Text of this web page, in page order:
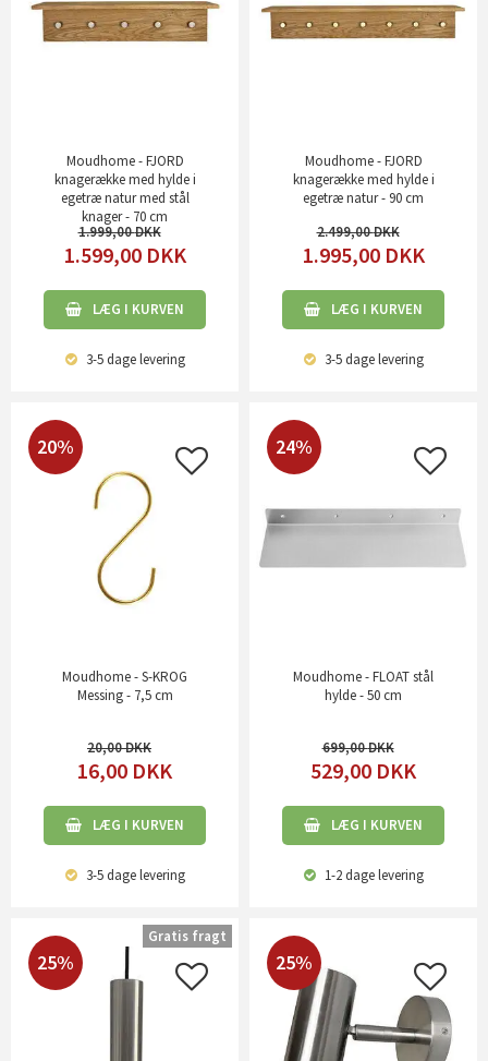
Moudhome - FJORD
knagerække med hylde i
egetræ natur med stål
knager - 70 cm
1.999,00
1.599,00 DKK
LÆG I KURVEN
3-5 dagelevering
Moudhome - FJORD
knagerække med hylde i
egetræ natur - 90 cm
2.499,00
1.995,00 DKK
LÆG I KURVEN
3-5 dagelevering
20%
Moudhome - S-KROG
Messing - 7,5 cm
20,00
16,00 DKK
LÆG I KURVEN
3-5 dagelevering
24%
Moudhome - FLOAT stål
hylde - 50 cm
699,00
529,00 DKK
LÆG I KURVEN
1-2 dagelevering
25%
Gratis fragt
25%